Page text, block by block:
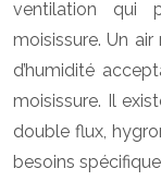
ventilation qui
moisissure. Un
d’humidité
moisissure. Il
double flux,
besoins